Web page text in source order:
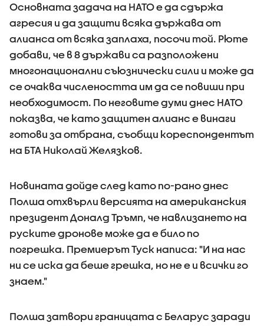
Основната задача на НАТО е да сдържа
агресия и да защити всяка държава от
алианса от всяка заплаха, посочи той. Рюте
добави, че в 8 държави са разположени
многонационални съюзнически сили и може да
се очаква числеността им да се повиши при
необходимост. По неговите думи днес НАТО
показва, че като защитен алианс е винаги
готови за отбрана, съобщи кореспондентът
на БТА Николай Желязков.
Новината дойде след като по-рано днес
Полша отхвърли версията на американския
президент Доналд Тръмп, че навлизането на
руските дронове може да е било по
погрешка. Премиерът Туск написа: "И на нас
ни се иска да беше грешка, но не е и всички го
знаем."
Полша затвори границата с Беларус заради